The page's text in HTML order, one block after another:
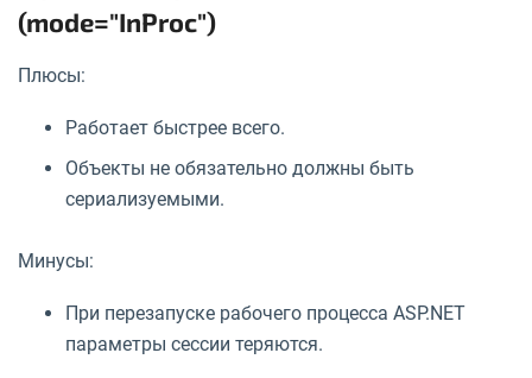
(mode="InProc")
Плюсы:
Работает быстрее всего.
Объекты не обязательно должны быть
сериализуемыми.
Минусы:
При перезапуске рабочего процесса ASP.NET
параметры сессии теряются.